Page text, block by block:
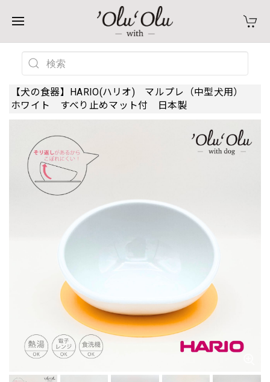
【犬の食器】HARIO(ハリオ) マルプレ（中型犬用）
ホワイト すべり止めマット付 日本製